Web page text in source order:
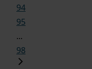
94
95
...
98